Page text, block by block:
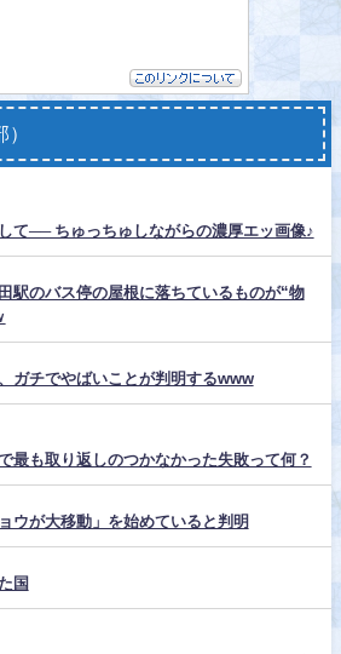
て── ちゅっちゅしながらの濃厚エッ画像♪
駅のバス停の屋根に落ちているものが“物
ガチでやばいことが判明するwww
最も取り返しのつかなかった失敗って何？
ウが大移動」を始めていると判明
国